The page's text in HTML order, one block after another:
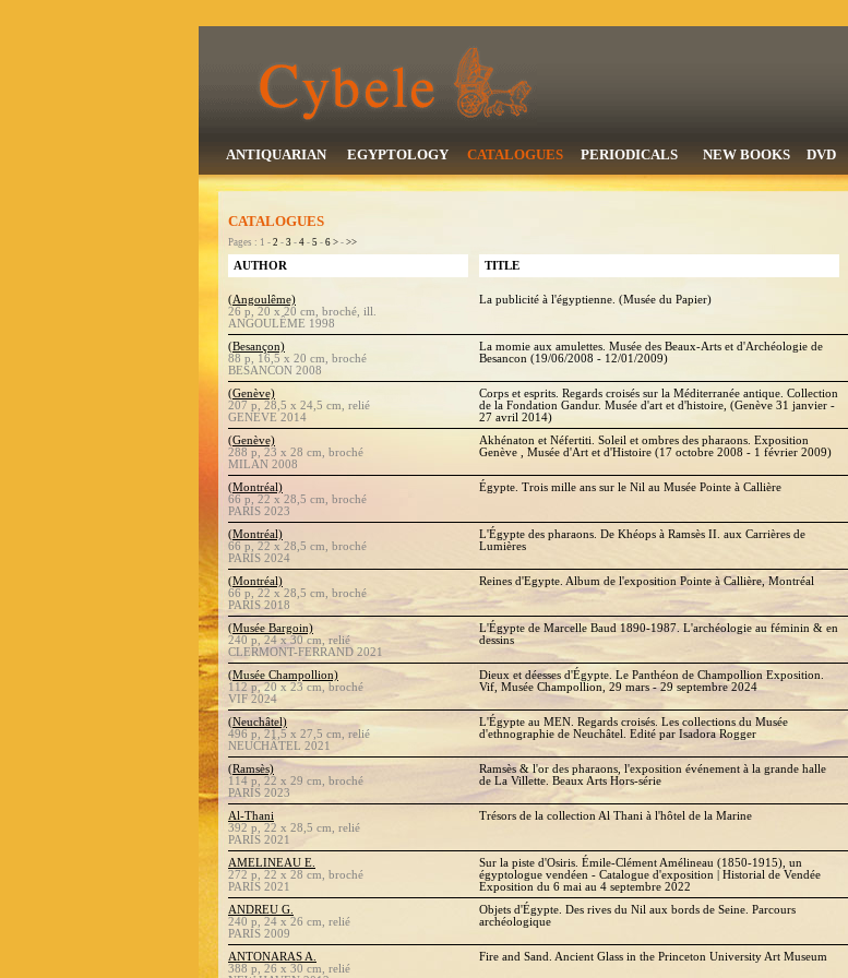
ANTIQUARIAN EGYPTOLOGY CATALOGUES PERIODICALS NEW BOOKS DVD
CATALOGUES
Pages : 1 - 2 - 3 - 4 - 5 - 6 > - >>
AUTHOR TITLE
(Angoulême)
26 p, 20 x 20 cm, broché, ill.
ANGOULÊME 1998
La publicité à l'égyptienne. (Musée du Papier)
(Besançon)
88 p, 16,5 x 20 cm, broché
BESANCON 2008
La momie aux amulettes. Musée des Beaux-Arts et d'Archéologie de
Besancon (19/06/2008 - 12/01/2009)
(Genève)
207 p, 28,5 x 24,5 cm, relié
GENEVE 2014
Corps et esprits. Regards croisés sur la Méditerranée antique. Collection
de la Fondation Gandur. Musée d'art et d'histoire, (Genève 31 janvier -
27 avril 2014)
(Genève)
288 p, 23 x 28 cm, broché
MILAN 2008
Akhénaton et Néfertiti. Soleil et ombres des pharaons. Exposition
Genève , Musée d'Art et d'Histoire (17 octobre 2008 - 1 février 2009)
(Montréal)
66 p, 22 x 28,5 cm, broché
PARIS 2023
Égypte. Trois mille ans sur le Nil au Musée Pointe à Callière
(Montréal)
66 p, 22 x 28,5 cm, broché
PARIS 2024
L'Égypte des pharaons. De Khéops à Ramsès II. aux Carrières de
Lumières
(Montréal)
66 p, 22 x 28,5 cm, broché
PARIS 2018
Reines d'Egypte. Album de l'exposition Pointe à Callière, Montréal
(Musée Bargoin)
240 p, 24 x 30 cm, relié
CLERMONT-FERRAND 2021
L'Égypte de Marcelle Baud 1890-1987. L'archéologie au féminin & en
dessins
(Musée Champollion)
112 p, 20 x 23 cm, broché
VIF 2024
Dieux et déesses d'Égypte. Le Panthéon de Champollion Exposition.
Vif, Musée Champollion, 29 mars - 29 septembre 2024
(Neuchâtel)
496 p, 21,5 x 27,5 cm, relié
NEUCHÂTEL 2021
L'Égypte au MEN. Regards croisés. Les collections du Musée
d'ethnographie de Neuchâtel. Edité par Isadora Rogger
(Ramsès)
114 p, 22 x 29 cm, broché
PARIS 2023
Ramsès & l'or des pharaons, l'exposition événement à la grande halle
de La Villette. Beaux Arts Hors-série
Al-Thani
392 p, 22 x 28,5 cm, relié
PARIS 2021
Trésors de la collection Al Thani à l'hôtel de la Marine
AMELINEAU E.
272 p, 22 x 28 cm, broché
PARIS 2021
Sur la piste d'Osiris. Émile-Clément Amélineau (1850-1915), un
égyptologue vendéen - Catalogue d'exposition | Historial de Vendée
Exposition du 6 mai au 4 septembre 2022
ANDREU G.
240 p, 24 x 26 cm, relié
PARIS 2009
Objets d'Égypte. Des rives du Nil aux bords de Seine. Parcours
archéologique
ANTONARAS A.
388 p, 26 x 30 cm, relié
Fire and Sand. Ancient Glass in the Princeton University Art Museum